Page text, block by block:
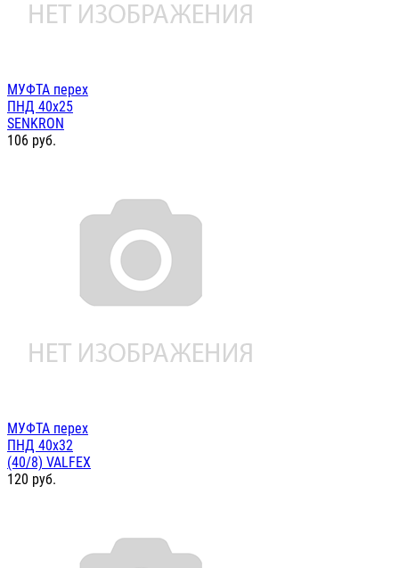
МУФТА перех
ПНД 40х25
SENKRON
106 руб.
МУФТА перех
ПНД 40х32
(40/8) VALFEX
120 руб.